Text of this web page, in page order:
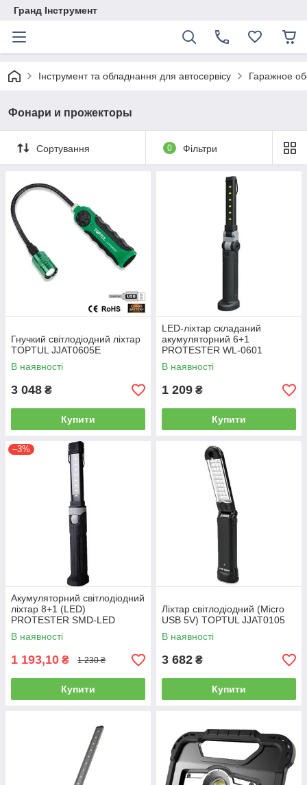
Гранд Інструмент
Інструмент та обладнання для автосервісу Гаражное
Фонари и прожекторы
Сортування 0 Фільтри
Гнучкий світлодіодний ліхтар
TOPTUL JJAT0605E
В наявності
3 048 ₴
Купити
LED-ліхтар складаний
акумуляторний 6+1
PROTESTER WL-0601
В наявності
1 209 ₴
Купити
–3%
Акумуляторний світлодіодний
ліхтар 8+1 (LED)
PROTESTER SMD-LED
В наявності
1 193,10 ₴ 1 230 ₴
Купити
Ліхтар світлодіодний (Micro
USB 5V) TOPTUL JJAT0105
В наявності
3 682 ₴
Купити